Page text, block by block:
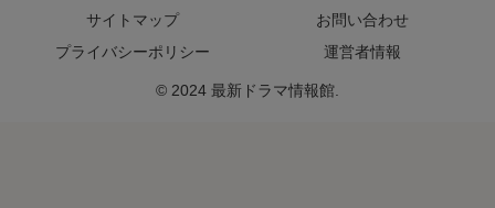
サイトマップ
お問い合わせ
プライバシーポリシー
運営者情報
© 2024 最新ドラマ情報館.